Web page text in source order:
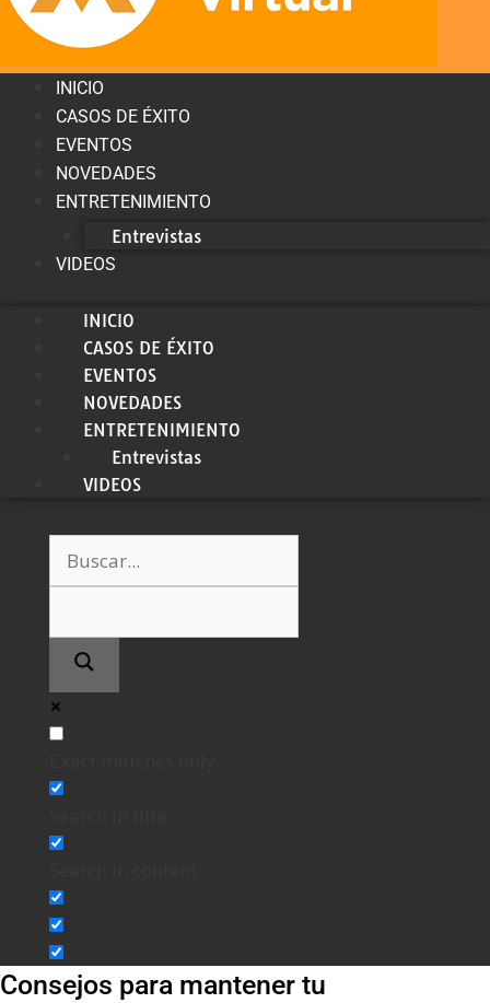
INICIO
CASOS DE ÉXITO
EVENTOS
NOVEDADES
ENTRETENIMIENTO
Entrevistas
VIDEOS
INICIO
CASOS DE ÉXITO
EVENTOS
NOVEDADES
ENTRETENIMIENTO
Entrevistas
VIDEOS
Consejos para mantener tu